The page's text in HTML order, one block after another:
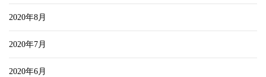
2020年8月
2020年7月
2020年6月